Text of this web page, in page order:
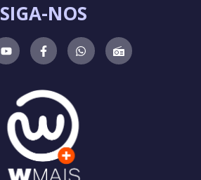
SIGA-NOS